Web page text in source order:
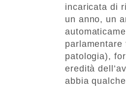
incaricata di
un anno, un
parlamentare
patologia),
eredità
abbia